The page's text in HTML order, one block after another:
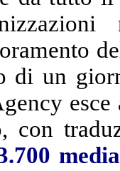
di un
con